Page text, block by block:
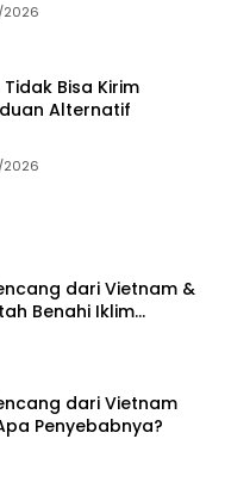
Bisa Kirim
Alternatif
dari Vietnam &
Benahi Iklim
dari Vietnam
Penyebabnya?